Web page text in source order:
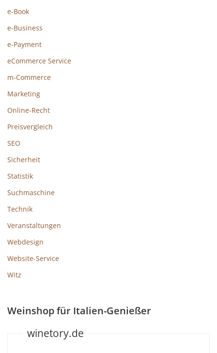
e-Book
e-Business
e-Payment
eCommerce Service
m-Commerce
Marketing
Online-Recht
Preisvergleich
SEO
Sicherheit
Statistik
Suchmaschine
Technik
Veranstaltungen
Webdesign
Website-Service
Witz
Weinshop für Italien-Genießer
winetory.de